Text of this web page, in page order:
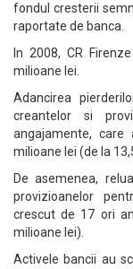
fondul cresterii
raportate de banca.
In 2008, CR
milioane lei.
Adancirea
creantelor si
angajamente,
milioane lei (de la
De asemenea,
provizioanelor
crescut de 17 ori
milioane lei).
Activele bancii au